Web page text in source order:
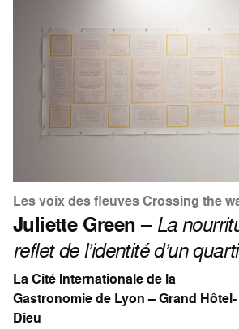
Les voix des fleuves Crossing the
Juliette Green– La
reflet de l’identité d’un
La Cité Internationale de la
Gastronomie de Lyon – Grand Hôtel-
Dieu